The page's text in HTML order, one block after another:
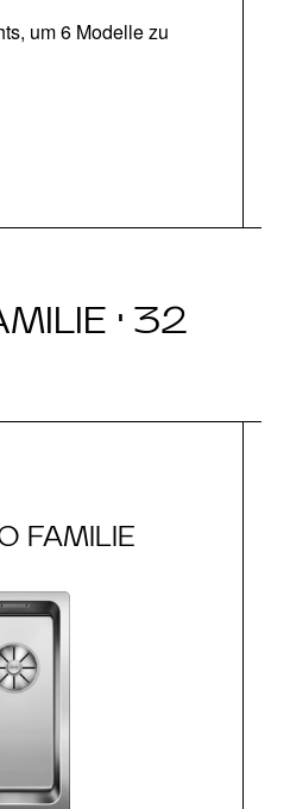
um 6 Modelle zu
· 32
FAMILIE